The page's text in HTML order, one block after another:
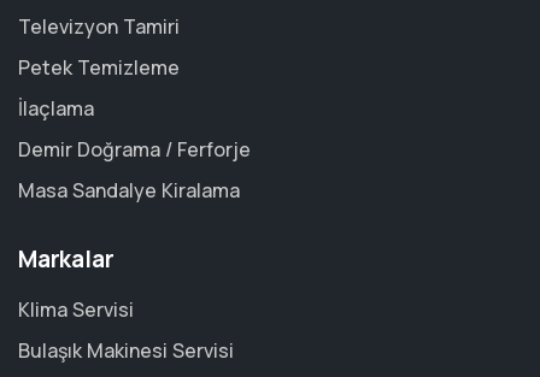
Televizyon Tamiri
Petek Temizleme
İlaçlama
Demir Doğrama / Ferforje
Masa Sandalye Kiralama
Markalar
Klima Servisi
Bulaşık Makinesi Servisi